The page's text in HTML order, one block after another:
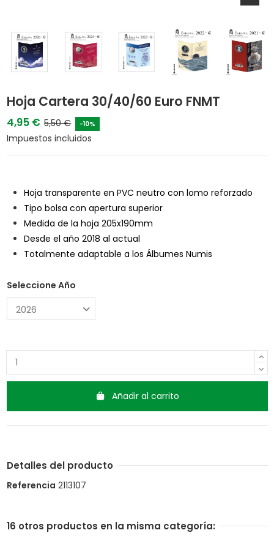
Hoja Cartera 30/40/60 Euro FNMT
4,95 € 5,50 € -10%
Impuestos incluidos
Hoja transparente en PVC neutro con lomo reforzado
Tipo bolsa con apertura superior
Medida de la hoja 205x190mm
Desde el año 2018 al actual
Totalmente adaptable a los Álbumes Numis
Seleccione Año
Añadir al carrito
Detalles del producto
Referencia 2113107
16 otros productos en la misma categoría: